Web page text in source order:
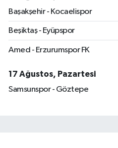
Başakşehir - Kocaelispor
Beşiktaş - Eyüpspor
Amed - Erzurumspor FK
17 Ağustos, Pazartesi
Samsunspor - Göztepe